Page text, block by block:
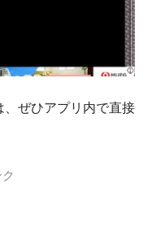
、ぜひアプリ内で直接